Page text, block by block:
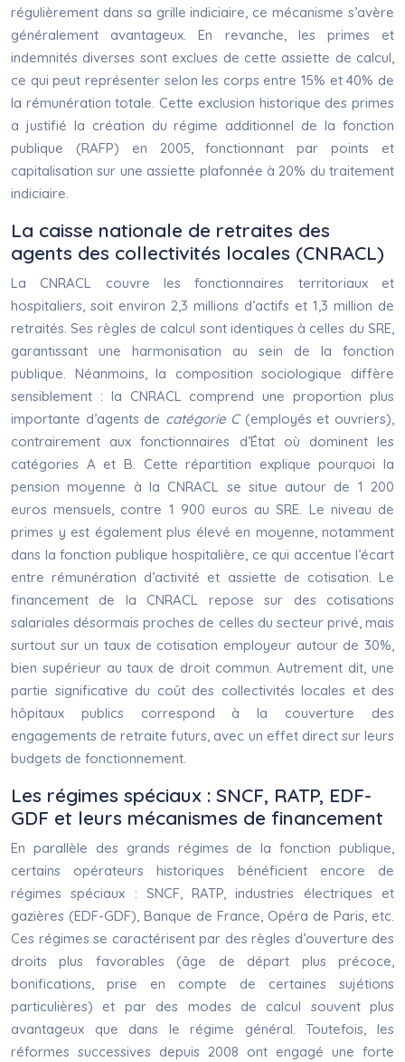
régulièrement dans sa grille indiciaire, ce mécanisme s’avère
généralement avantageux. En revanche, les primes et
indemnités diverses sont exclues de cette assiette de calcul,
ce qui peut représenter selon les corps entre 15% et 40% de
la rémunération totale. Cette exclusion historique des primes
a justifié la création du régime additionnel de la fonction
publique (RAFP) en 2005, fonctionnant par points et
capitalisation sur une assiette plafonnée à 20% du traitement
indiciaire.
La caisse nationale de retraites des
agents des collectivités locales (CNRACL)
La CNRACL couvre les fonctionnaires territoriaux et
hospitaliers, soit environ 2,3 millions d’actifs et 1,3 million de
retraités. Ses règles de calcul sont identiques à celles du SRE,
garantissant une harmonisation au sein de la fonction
publique. Néanmoins, la composition sociologique diffère
sensiblement : la CNRACL comprend une proportion plus
importante d’agents de catégorie C(employés et ouvriers),
contrairement aux fonctionnaires d’État où dominent les
catégories A et B. Cette répartition explique pourquoi la
pension moyenne à la CNRACL se situe autour de 1 200
euros mensuels, contre 1 900 euros au SRE. Le niveau de
primes y est également plus élevé en moyenne, notamment
dans la fonction publique hospitalière, ce qui accentue l’écart
entre rémunération d’activité et assiette de cotisation. Le
financement de la CNRACL repose sur des cotisations
salariales désormais proches de celles du secteur privé, mais
surtout sur un taux de cotisation employeur autour de 30%,
bien supérieur au taux de droit commun. Autrement dit, une
partie significative du coût des collectivités locales et des
hôpitaux publics correspond à la couverture des
engagements de retraite futurs, avec un effet direct sur leurs
budgets de fonctionnement.
Les régimes spéciaux : SNCF, RATP, EDF-
GDF et leurs mécanismes de financement
En parallèle des grands régimes de la fonction publique,
certains opérateurs historiques bénéficient encore de
régimes spéciaux : SNCF, RATP, industries électriques et
gazières (EDF-GDF), Banque de France, Opéra de Paris, etc.
Ces régimes se caractérisent par des règles d’ouverture des
droits plus favorables (âge de départ plus précoce,
bonifications, prise en compte de certaines sujétions
particulières) et par des modes de calcul souvent plus
avantageux que dans le régime général. Toutefois, les
réformes successives depuis 2008 ont engagé une forte